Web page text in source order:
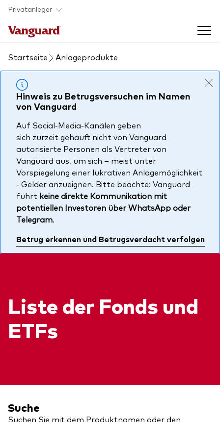
Skip to main content
Privatanleger
Indexfonds & ETFs
Back to main menu
Produkte handeln
Anbieterliste
Produkte im Überblick
Produktliste
Fondsdokumente
ETFs
Anleihen
Multi-Asset
LifeStrategy
Wissen
Back to main menu
Aktuelles
ETF-Wissen
Unsere Anlageprinzipien
Veranstaltungen
Über uns
Back to main menu
Unsere Mission
Jetzt investieren
Startseite Anlageprodukte
Hinweis zu Betrugsversuchen im Namen
von Vanguard
Auf Social-Media-Kanälen geben
sich zurzeit gehäuft nicht von Vanguard
autorisierte Personen als Vertreter von
Vanguard aus, um sich – meist unter
Vorspiegelung einer lukrativen Anlagemöglichkeit
- Gelder anzueignen. Bitte beachte: Vanguard
führt keine direkte Kommunikation mit
potentiellen Investoren über WhatsApp oder
Telegram.
Betrug erkennen und Betrugsverdacht verfolgen
Liste der Fonds und
ETFs
Suche
Suchen Sie mit dem Produktnamen oder den